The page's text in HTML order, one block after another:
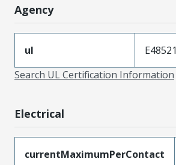
Agency
ul
E48521
Search UL Certification Information
Electrical
currentMaximumPerContact